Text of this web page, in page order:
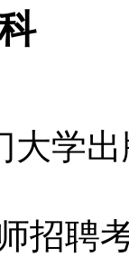
大学
招聘